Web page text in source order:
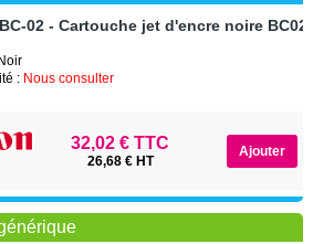
02 - Cartouche jet d'encre noire BC02
: Nous consulter
32,02 € TTC
26,68 € HT